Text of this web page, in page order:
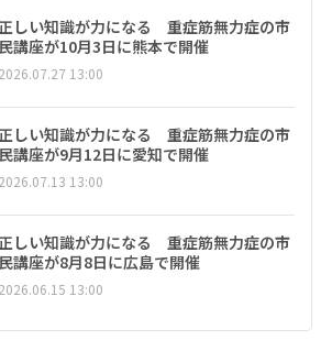
正しい知識が力になる 重症筋無力症の市
民講座が10月3日に熊本で開催
2026.07.27 13:00
正しい知識が力になる 重症筋無力症の市
民講座が9月12日に愛知で開催
2026.07.13 13:00
正しい知識が力になる 重症筋無力症の市
民講座が8月8日に広島で開催
2026.06.15 13:00